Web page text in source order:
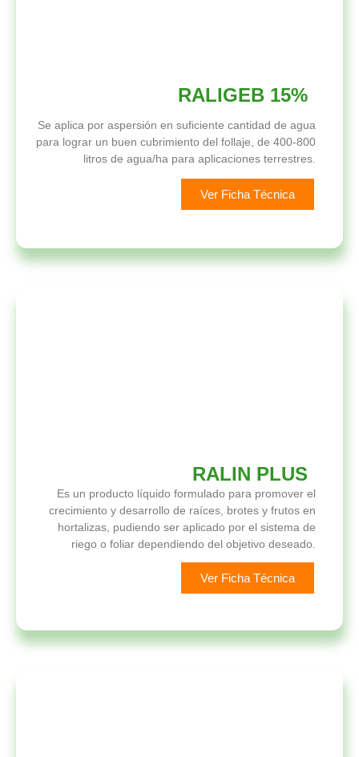
RALIGEB 15%
Se aplica por aspersión en suficiente cantidad de agua
para lograr un buen cubrimiento del follaje, de 400-800
litros de agua/ha para aplicaciones terrestres.
Ver Ficha Técnica
RALIN PLUS
Es un producto líquido formulado para promover el
crecimiento y desarrollo de raíces, brotes y frutos en
hortalizas, pudiendo ser aplicado por el sistema de
riego o foliar dependiendo del objetivo deseado.
Ver Ficha Técnica